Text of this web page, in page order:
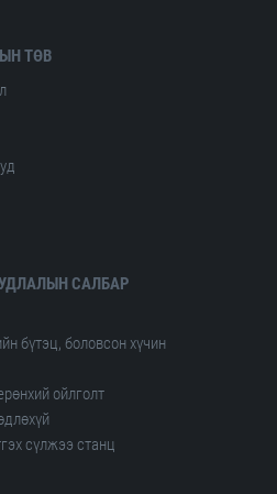
ТӨВ
САЛБАР
бүтэц, боловсон хүчин
ойлголт
сүлжээ станц